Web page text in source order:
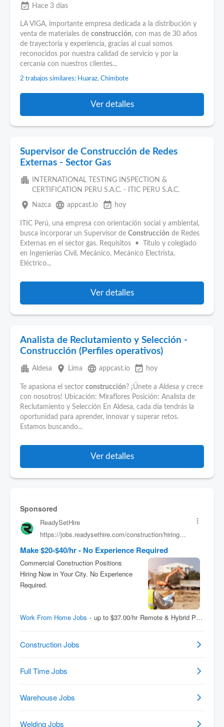
event_available Hace 3 días
LA VIGA, importante empresa dedicada a la distribución y
venta de materiales de construcción, con mas de 30 años
de trayectoria y experiencia, gracias al cual somos
reconocidos por nuestra calidad de servicio y por la
cercanía con nuestros clientes...
2 trabajos similares: Huaraz, Chimbote
Ver detalles
Supervisor de Construcción de Redes
Externas - Sector Gas
apartment
INTERNATIONAL TESTING INSPECTION &
CERTIFICATION PERU S.A.C. - ITIC PERU S.A.C.
place Nazca language appcast.io event_available hoy
ITIC Perú, una empresa con orientación social y ambiental,
busca incorporar un Supervisor de Construcción de Redes
Externas en el sector gas. Requisitos • Título y colegiado
en Ingenierías Civil, Mecánico, Mecánico Electrista,
Eléctrico...
Ver detalles
Analista de Reclutamiento y Selección -
Construcción (Perfiles operativos)
apartment Aldesa place Lima language appcast.io event_available hoy
Te apasiona el sector construcción ? ¡Únete a Aldesa y crece
con nosotros! Ubicación: Miraflores Posición: Analista de
Reclutamiento y Selección En Aldesa, cada día tendrás la
oportunidad para aprender, innovar y superar retos.
Estamos buscando...
Ver detalles